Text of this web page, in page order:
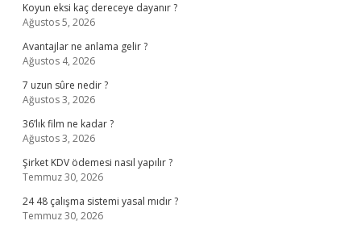
Koyun eksi kaç dereceye dayanır ?
Ağustos 5, 2026
Avantajlar ne anlama gelir ?
Ağustos 4, 2026
7 uzun sûre nedir ?
Ağustos 3, 2026
36’lık film ne kadar ?
Ağustos 3, 2026
Şirket KDV ödemesi nasıl yapılır ?
Temmuz 30, 2026
24 48 çalışma sistemi yasal mıdır ?
Temmuz 30, 2026